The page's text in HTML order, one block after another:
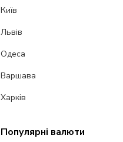
Київ
Львів
Одеса
Варшава
Харків
Популярні валюти